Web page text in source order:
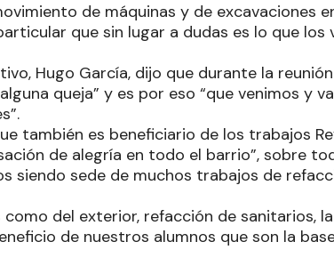
de máquinas y de excavaciones
que sin lugar a dudas es lo que los
Hugo García, dijo que durante la
queja” y es por eso “que venimos y
también es beneficiario de los trabajos
de alegría en todo el barrio”, sobre
siendo sede de muchos trabajos de
del exterior, refacción de sanitarios,
de nuestros alumnos que son la